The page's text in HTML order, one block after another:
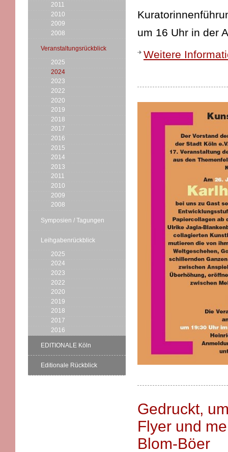
2011
2010
2009
2008
Veranstaltungsrückblick
2025
2024
2023
2022
2020
2019
2018
2017
2016
2015
2014
2013
2011
2010
2009
2008
Symposien / Tagungen
Leihgabenrückblick
2025
2024
2023
2022
2020
2019
2018
2017
2016
EDITIONALE Köln
Editionale Rückblick
um 16 Uhr in der
Weitere
Gedruckt,
Flyer und
Blom-Böer